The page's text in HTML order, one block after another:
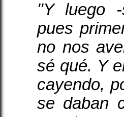
"Y luego -
pues
no nos
sé qué. Y
cayendo,
se daban